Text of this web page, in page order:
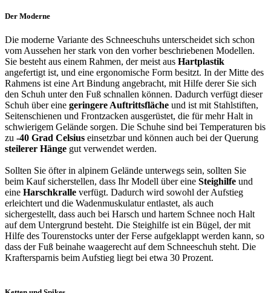
Der Moderne
Die moderne Variante des Schneeschuhs unterscheidet sich schon
vom Aussehen her stark von den vorher beschriebenen Modellen.
Sie besteht aus einem Rahmen, der meist aus Hartplastik
angefertigt ist, und eine ergonomische Form besitzt. In der Mitte des
Rahmens ist eine Art Bindung angebracht, mit Hilfe derer Sie sich
den Schuh unter den Fuß schnallen können. Dadurch verfügt dieser
Schuh über eine geringere Auftrittsfläche und ist mit Stahlstiften,
Seitenschienen und Frontzacken ausgerüstet, die für mehr Halt in
schwierigem Gelände sorgen. Die Schuhe sind bei Temperaturen bis
zu -40 Grad Celsius einsetzbar und können auch bei der Querung
steilerer Hänge gut verwendet werden.
Sollten Sie öfter in alpinem Gelände unterwegs sein, sollten Sie
beim Kauf sicherstellen, dass Ihr Modell über eine Steighilfe und
eine Harschkralle verfügt. Dadurch wird sowohl der Aufstieg
erleichtert und die Wadenmuskulatur entlastet, als auch
sichergestellt, dass auch bei Harsch und hartem Schnee noch Halt
auf dem Untergrund besteht. Die Steighilfe ist ein Bügel, der mit
Hilfe des Tourenstocks unter der Ferse aufgeklappt werden kann, so
dass der Fuß beinahe waagerecht auf dem Schneeschuh steht. Die
Kraftersparnis beim Aufstieg liegt bei etwa 30 Prozent.